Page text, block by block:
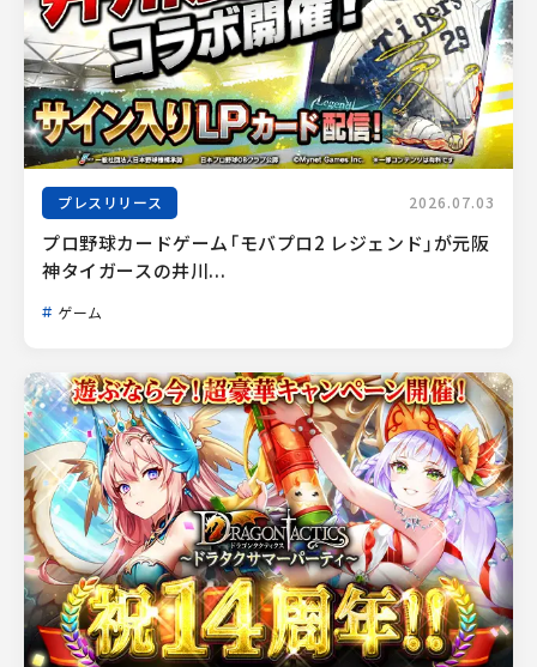
プレスリリース 2026.07.03
プロ野球カードゲーム「モバプロ2 レジェンド」が元阪
神タイガースの井川...
ゲーム